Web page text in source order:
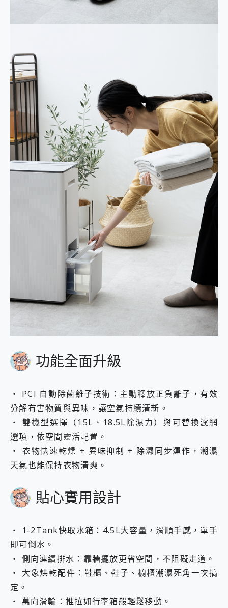
功能全面升級
・ PCI 自動除菌離子技術：主動釋放正負離子，有效
分解有害物質與異味，讓空氣持續清新。
・ 雙機型選擇（15L、18.5L除濕力）與可替換濾網
選項，依空間靈活配置。
・ 衣物快速乾燥 + 異味抑制 + 除濕同步運作，潮濕
天氣也能保持衣物清爽。
貼心實用設計
・ 1-2Tank快取水箱：4.5L大容量，滑順手感，單手
即可倒水。
・ 側向連續排水：靠牆擺放更省空間，不阻礙走道。
・ 大象烘乾配件：鞋櫃、鞋子、櫥櫃潮濕死角一次搞
定。
・ 萬向滑輪：推拉如行李箱般輕鬆移動。